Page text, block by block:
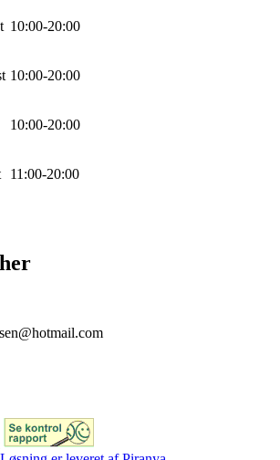
10:00-20:00
10:00-20:00
10:00-20:00
11:00-20:00